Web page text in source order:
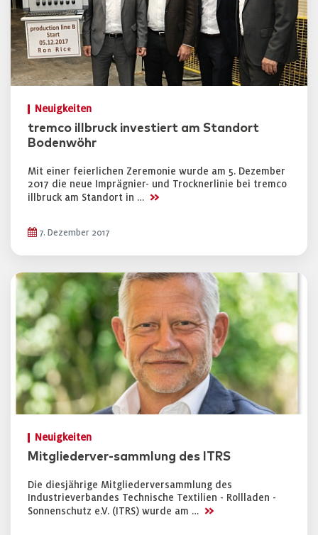
Neuigkeiten
tremco illbruck investiert am Standort
Bodenwöhr
Mit einer feierlichen Zeremonie wurde am 5. Dezember
2017 die neue Imprägnier- und Trocknerlinie bei tremco
illbruck am Standort in … >>
7. Dezember 2017
Neuigkeiten
Mitgliederver-sammlung des ITRS
Die diesjährige Mitgliederversammlung des
Industrieverbandes Technische Textilien - Rollladen -
Sonnenschutz e.V. (ITRS) wurde am … >>